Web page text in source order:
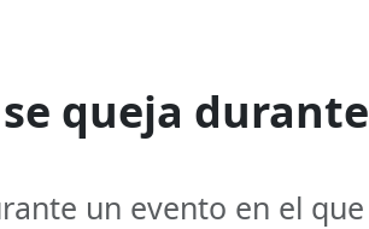
se queja durante
un evento en el que